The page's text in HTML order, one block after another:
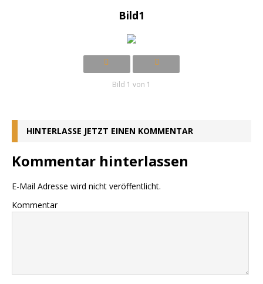
Bild1
Bild 1 von 1
HINTERLASSE JETZT EINEN KOMMENTAR
Kommentar hinterlassen
E-Mail Adresse wird nicht veröffentlicht.
Kommentar